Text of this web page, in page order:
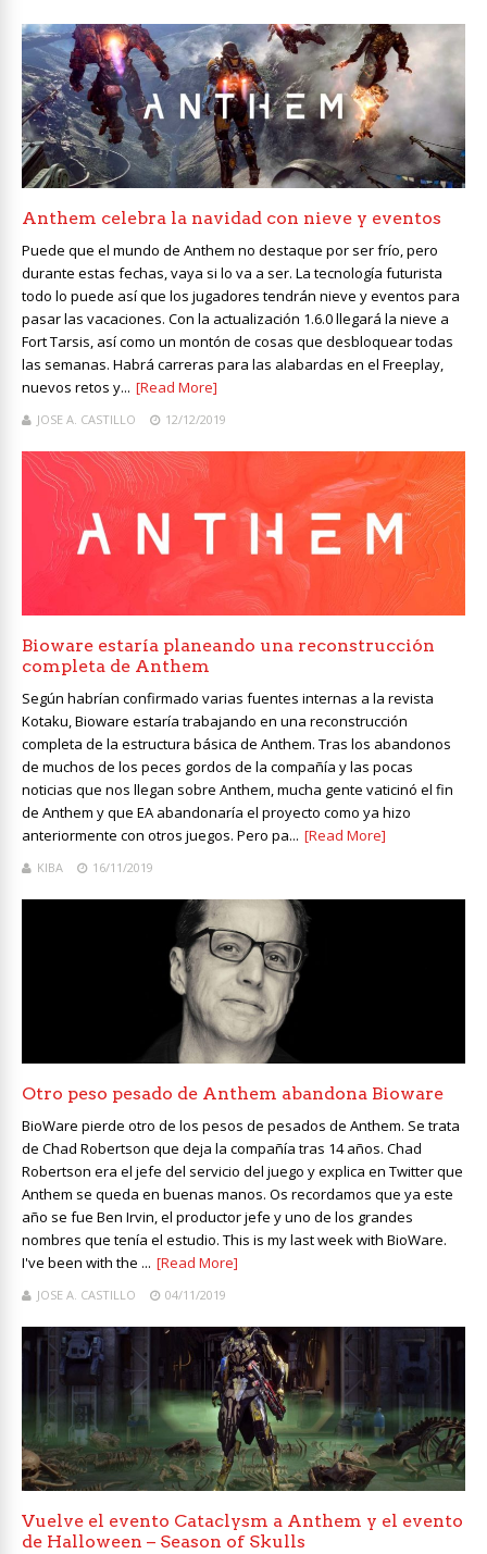
Anthem celebra la navidad con nieve y eventos
Puede que el mundo de Anthem no destaque por ser frío, pero
durante estas fechas, vaya si lo va a ser. La tecnología futurista
todo lo puede así que los jugadores tendrán nieve y eventos para
pasar las vacaciones. Con la actualización 1.6.0 llegará la nieve a
Fort Tarsis, así como un montón de cosas que desbloquear todas
las semanas. Habrá carreras para las alabardas en el Freeplay,
nuevos retos y... [Read More]
JOSE A. CASTILLO 12/12/2019
Bioware estaría planeando una reconstrucción
completa de Anthem
Según habrían confirmado varias fuentes internas a la revista
Kotaku, Bioware estaría trabajando en una reconstrucción
completa de la estructura básica de Anthem. Tras los abandonos
de muchos de los peces gordos de la compañía y las pocas
noticias que nos llegan sobre Anthem, mucha gente vaticinó el fin
de Anthem y que EA abandonaría el proyecto como ya hizo
anteriormente con otros juegos. Pero pa... [Read More]
KIBA 16/11/2019
Otro peso pesado de Anthem abandona Bioware
BioWare pierde otro de los pesos de pesados de Anthem. Se trata
de Chad Robertson que deja la compañía tras 14 años. Chad
Robertson era el jefe del servicio del juego y explica en Twitter que
Anthem se queda en buenas manos. Os recordamos que ya este
año se fue Ben Irvin, el productor jefe y uno de los grandes
nombres que tenía el estudio. This is my last week with BioWare.
I've been with the ... [Read More]
JOSE A. CASTILLO 04/11/2019
Vuelve el evento Cataclysm a Anthem y el evento
de Halloween – Season of Skulls